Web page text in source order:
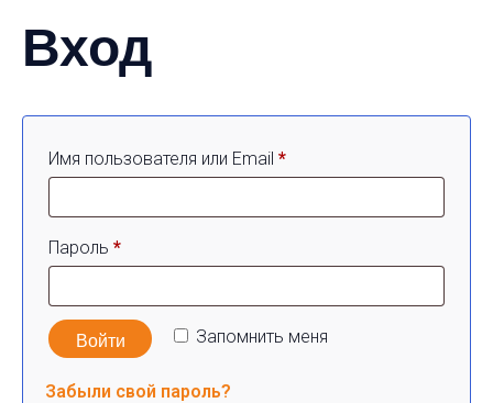
Вход
Имя пользователя или Email *Обязательно
Пароль *Обязательно
Запомнить меня
Войти
Забыли свой пароль?